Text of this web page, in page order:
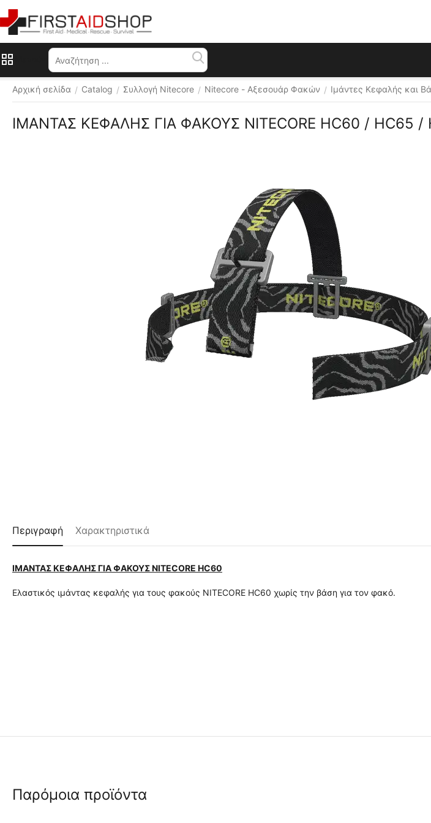
Αρχική σελίδα / Catalog / Συλλογή Nitecore / Nitecore - Αξεσουάρ Φακών / Ιμάντες Κεφαλής και
ΙΜΑΝΤΑΣ ΚΕΦΑΛΗΣ ΓΙΑ ΦΑΚΟΥΣ NITECORE HC60 / HC65 /
Περιγραφή Χαρακτηριστικά
ΙΜΑΝΤΑΣ ΚΕΦΑΛΗΣ ΓΙΑ ΦΑΚΟΥΣ NITECORE HC60
Ελαστικός ιμάντας κεφαλής για τους φακούς NITECORE HC60 χωρίς την βάση για τον φακό.
Παρόμοια προϊόντα